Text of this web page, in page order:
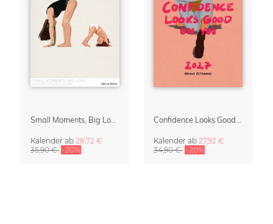
Kalender ab 28,72 €
35,90 € -20%
Kalender ab 27,92 €
34,90 € -20%